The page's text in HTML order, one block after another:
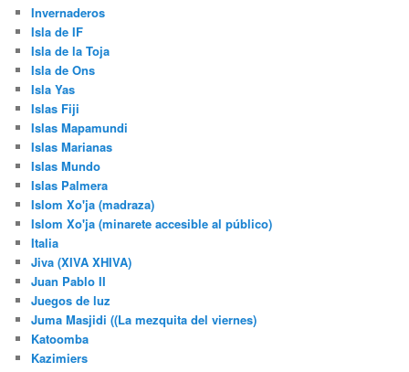
Invernaderos
Isla de IF
Isla de la Toja
Isla de Ons
Isla Yas
Islas Fiji
Islas Mapamundi
Islas Marianas
Islas Mundo
Islas Palmera
Islom Xo'ja (madraza)
Islom Xo'ja (minarete accesible al público)
Italia
Jiva (XIVA XHIVA)
Juan Pablo II
Juegos de luz
Juma Masjidi ((La mezquita del viernes)
Katoomba
Kazimiers